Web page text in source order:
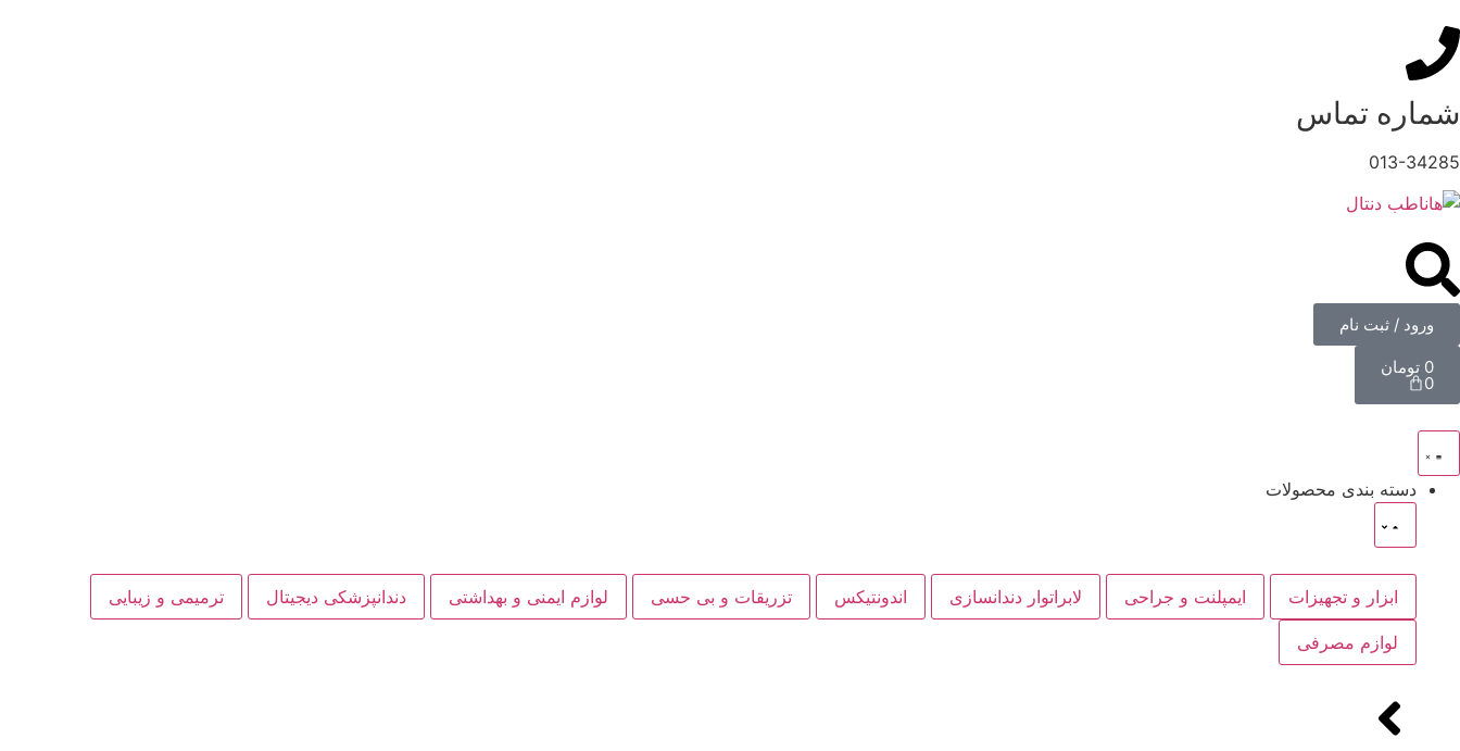
شماره تماس
013-34285
ورود / ثبت نام
0 تومان
0
دسته بندی محصولات
ابزار و تجهیزات ایمپلنت و جراحی لابراتوار دندانسازی اندونتیکس تزریقات و بی حسی لوازم ایمنی و بهداشتی دندانپزشکی دیجیتال ترمیمی و زیبایی
لوازم مصرفی